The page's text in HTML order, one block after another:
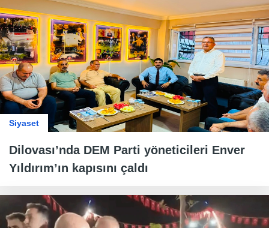
Siyaset
Dilovası’nda DEM Parti yöneticileri Enver
Yıldırım’ın kapısını çaldı